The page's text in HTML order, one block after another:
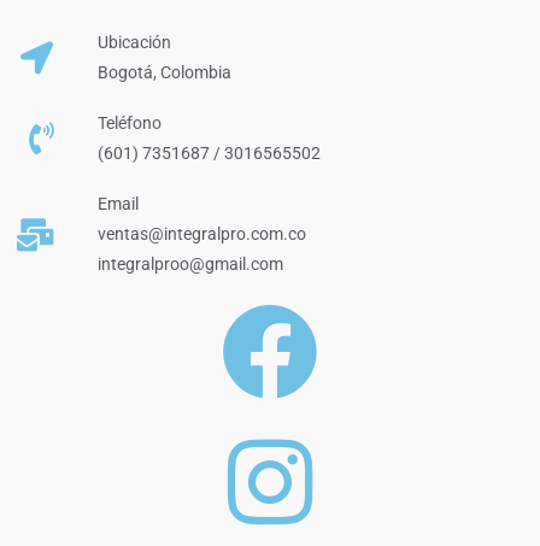
Ubicación
Bogotá, Colombia
Teléfono
(601) 7351687 / 3016565502
Email
ventas@integralpro.com.co
integralproo@gmail.com